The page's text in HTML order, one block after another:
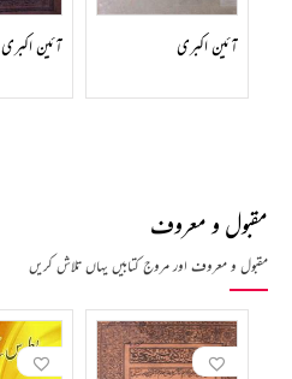
آئین اکبری آئین اکبری
مقبول و معروف
مقبول و معروف اور مروج کتابیں یہاں تلاش کریں